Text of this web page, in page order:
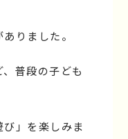
りました。
普段の子ども
」を楽しみま